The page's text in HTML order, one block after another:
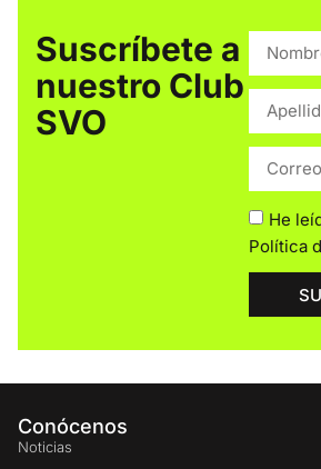
Suscríbete a
nuestro Club
SVO
He
Política
Conócenos
Noticias